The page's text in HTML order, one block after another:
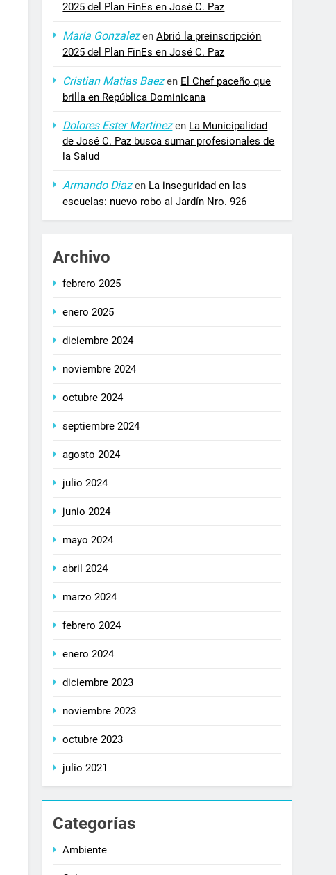
2025 del Plan FinEs en José C. Paz
Maria GonzalezenAbrió la preinscripción
2025 del Plan FinEs en José C. Paz
Cristian Matias Baezen El Chef paceño que
brilla en República Dominicana
Dolores Ester Martinezen La Municipalidad
de José C. Paz busca sumar profesionales de
la Salud
Armando Diazen La inseguridad en las
escuelas: nuevo robo al Jardín Nro. 926
Archivo
febrero 2025
enero 2025
diciembre 2024
noviembre 2024
octubre 2024
septiembre 2024
agosto 2024
julio 2024
junio 2024
mayo 2024
abril 2024
marzo 2024
febrero 2024
enero 2024
diciembre 2023
noviembre 2023
octubre 2023
julio 2021
Categorías
Ambiente